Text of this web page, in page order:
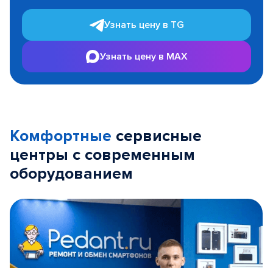
Узнать цену в TG
Узнать цену в MAX
Комфортные сервисные
центры с современным
оборудованием